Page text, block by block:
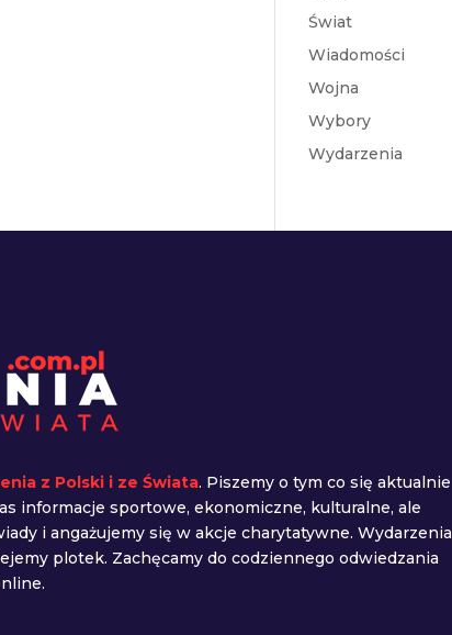
Świat
Wiadomości
Wojna
Wybory
Wydarzenia
z Polski i ze Świata. Piszemy o tym co się aktualnie
informacje sportowe, ekonomiczne, kulturalne, ale
i angażujemy się w akcje charytatywne. Wydarzenia
plotek. Zachęcamy do codziennego odwiedzania